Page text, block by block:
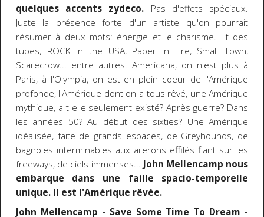
quelques accents zydeco. Pas d'effets spéciaux.
Juste la présence forte d'un artiste qu'on pourrait
résumer à deux mots: énergie et le charisme. Et des
tubes, ROCK in the USA, Paper in Fire, Small Town,
Scarecrow... entre autres. Americana, on n'est plus à
Paris, à l'Olympia, on est en plein coeur de l'Amérique
profonde, l'Amérique dont on a tous rêvé, une Amérique
mythique, a-t-elle seulement existé? Après guerre? Dans
les années 50? Au début des sixties? Une Amérique
idéalisée, faite de grands espaces, de Greyhounds, de
bagnoles interminables aux ailerons effilés flant sur les
freeways, de ciels immenses... John Mellencamp nous
embarque dans une faille spacio-temporelle
unique. Il est l'Amérique rêvée.
John Mellencamp - Save Some Time To Dream -